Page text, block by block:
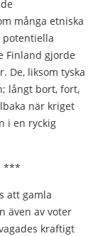
många etniska
Finland gjorde
De, liksom tyska
långt bort, fort,
när kriget
i en ryckig
***
att gamla
även av voter
kraftigt